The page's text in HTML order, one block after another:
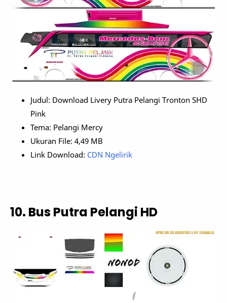
Judul: Download Livery Putra Pelangi Tronton SHD
Pink
Tema: Pelangi Mercy
Ukuran File: 4,49 MB
Link Download: CDN Ngelirik
10. Bus Putra Pelangi HD